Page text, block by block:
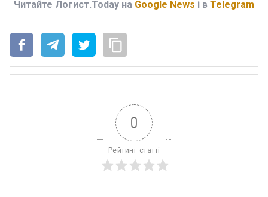
Читайте Логист.Today на Google News і в Telegram
0
Рейтинг статті